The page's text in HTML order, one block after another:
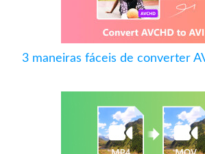
3 maneiras fáceis de converter